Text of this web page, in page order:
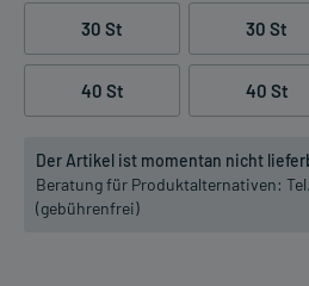
30 St 30 St
40 St 40 St
Der Artikel ist momentan nicht
Beratung für Produktalternativen:
(gebührenfrei)